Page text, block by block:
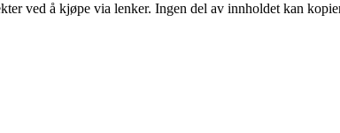
ved å kjøpe via lenker. Ingen del av innholdet kan